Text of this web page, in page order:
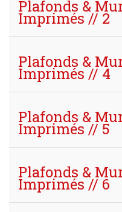
Plafonds &
Imprimés // 2
Plafonds &
Imprimés // 4
Plafonds &
Imprimés // 5
Plafonds &
Imprimés // 6